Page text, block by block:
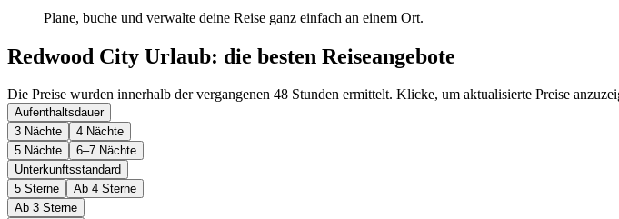
Plane, buche und verwalte deine Reise ganz einfach an einem Ort.
Redwood City Urlaub: die besten Reiseangebote
Die Preise wurden innerhalb der vergangenen 48 Stunden ermittelt. Klicke, um aktualisierte Preise
Aufenthaltsdauer
3 Nächte
4 Nächte
5 Nächte
6–7 Nächte
Unterkunftsstandard
5 Sterne
Ab 4 Sterne
Ab 3 Sterne